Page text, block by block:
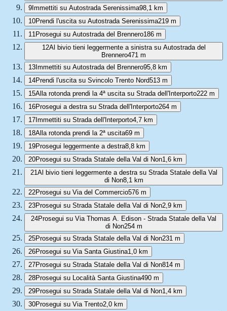
9Immettiti su Autostrada Serenissima98,1 km
10Prendi l'uscita su Autostrada Serenissima219 m
11 Prosegui su Autostrada del Brennero186 m
12Al bivio tieni leggermente a sinistra su Autostrada del
Brennero471 m
13Immettiti su Autostrada del Brennero95,8 km
14Prendi l'uscita su Svincolo Trento Nord513 m
15Alla rotonda prendi la 4ª uscita su Strada dell'Interporto222 m
16Prosegui a destra su Strada dell'Interporto264 m
17Immettiti su Strada dell'Interporto4,7 km
18Alla rotonda prendi la 2ª uscita69 m
19Prosegui leggermente a destra8,8 km
20Prosegui su Strada Statale della Val di Non1,6 km
21Al bivio tieni leggermente a destra su Strada Statale della Val
di Non8,1 km
22Prosegui su Via del Commercio576 m
23Prosegui su Strada Statale della Val di Non2,9 km
24Prosegui su Via Thomas A. Edison - Strada Statale della Val
di Non254 m
25Prosegui su Strada Statale della Val di Non231 m
26Prosegui su Via Santa Giustina1,0 km
27Prosegui su Strada Statale della Val di Non814 m
28Prosegui su Località Santa Giustina490 m
29Prosegui su Strada Statale della Val di Non1,4 km
30Prosegui su Via Trento2,0 km